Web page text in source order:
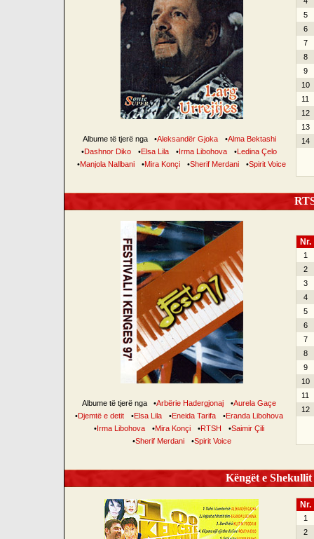
Albume të tjerë nga •Aleksandër Gjoka •Alma Bektashi
•Dashnor Diko •Elsa Lila •Irma Libohova •Ledina Çelo
•Manjola Nallbani •Mira Konçi •Sherif Merdani •Spirit Voice
5
6
7
8
9
10
11
12
13
14
Albume të tjerë nga •Arbërie Hadergjonaj •Aurela Gaçe
•Djemtë e detit •Elsa Lila •Eneida Tarifa •Eranda Libohova
•Irma Libohova •Mira Konçi •RTSH •Saimir Çili
•Sherif Merdani •Spirit Voice
Nr.
1
2
3
4
5
6
7
8
9
10
11
12
Këngët e
Nr.
1
2